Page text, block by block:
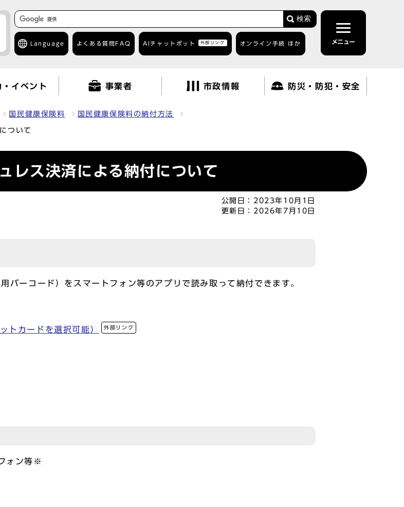
検索
Language よくある質問 FAQ AIチャットボット 外部リンク オンライン手続 ほか メニュー
・イベント 事業者 市政情報 防災・防犯・安全
国民健康保険料 国民健康保険料の納付方法
ついて
レス決済による納付について
公開日： 2023年10月1日
更新日： 2026年7月10日
バーコード）をスマートフォン等のアプリで読み取って納付できます。
トカードを選択可能） 外部リンク
ォン等※